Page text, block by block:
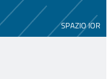
SPAZIO IOR